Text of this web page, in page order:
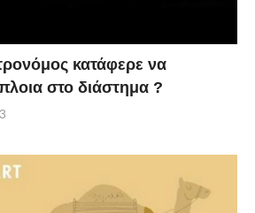
κατάφερε να
στο διάστημα ?